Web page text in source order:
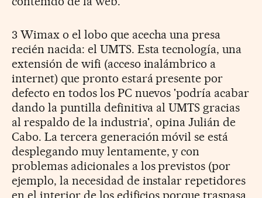
3 Wimax o el lobo que acecha una presa
recién nacida: el UMTS. Esta tecnología, una
extensión de wifi (acceso inalámbrico a
internet) que pronto estará presente por
defecto en todos los PC nuevos 'podría acabar
dando la puntilla definitiva al UMTS gracias
al respaldo de la industria', opina Julián de
Cabo. La tercera generación móvil se está
desplegando muy lentamente, y con
problemas adicionales a los previstos (por
ejemplo, la necesidad de instalar repetidores
en el interior de los edificios porque traspasa